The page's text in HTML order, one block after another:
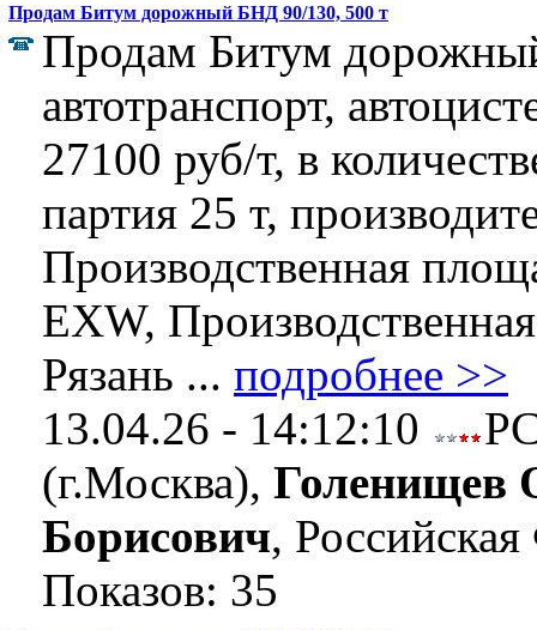
Продам Битум дорожный БНД 90/130, 500 т
Продам Битум
автотранспорт,
27100 руб/т, в
партия 25 т,
Производственная
EXW,
Рязань ... подробнее >>
13.04.26 - 14:12:10
(г.Москва), Голенищев
Борисович,
Показов: 35